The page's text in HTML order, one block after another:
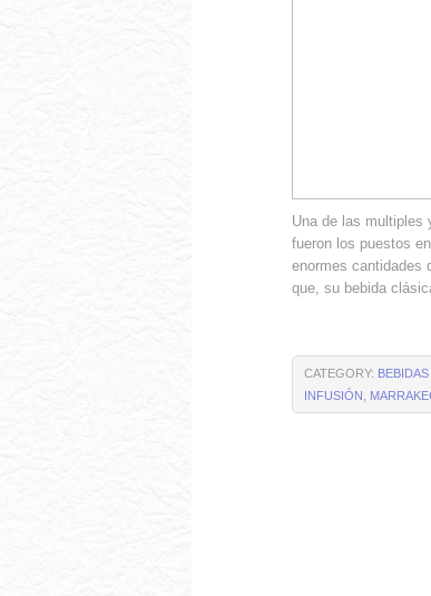
Una de las multiples
fueron los puestos
enormes cantidades
que, su bebida
CATEGORY:
INFUSIÓN